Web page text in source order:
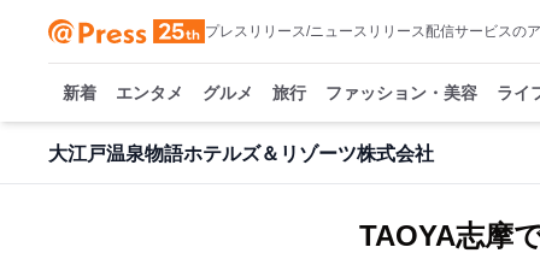
プレスリリース/ニュースリリース配信サービスの
新着 エンタメ グルメ 旅行 ファッション・美容 ライ
大江戸温泉物語ホテルズ＆リゾーツ株式会社
TAOYA志摩